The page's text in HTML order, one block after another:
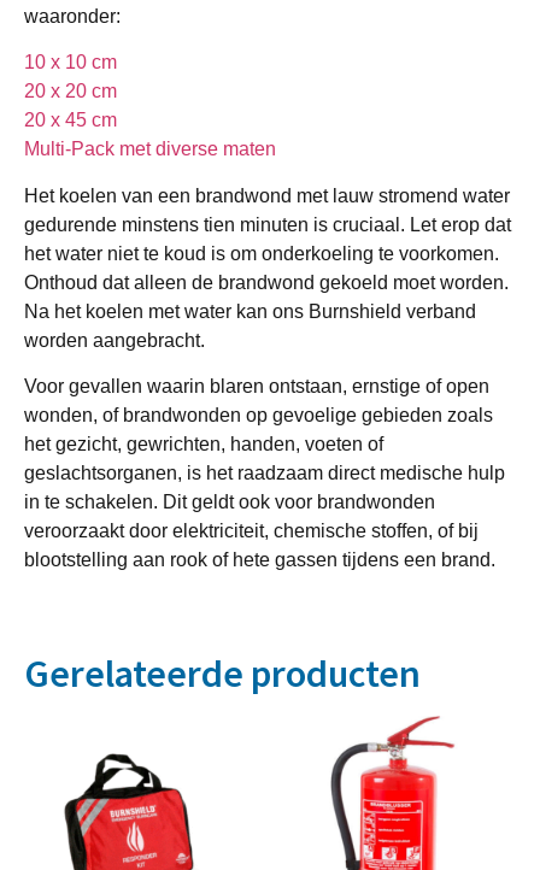
waaronder:
10 x 10 cm
20 x 20 cm
20 x 45 cm
Multi-Pack met diverse maten
Het koelen van een brandwond met lauw stromend water
gedurende minstens tien minuten is cruciaal. Let erop dat
het water niet te koud is om onderkoeling te voorkomen.
Onthoud dat alleen de brandwond gekoeld moet worden.
Na het koelen met water kan ons Burnshield verband
worden aangebracht.
Voor gevallen waarin blaren ontstaan, ernstige of open
wonden, of brandwonden op gevoelige gebieden zoals
het gezicht, gewrichten, handen, voeten of
geslachtsorganen, is het raadzaam direct medische hulp
in te schakelen. Dit geldt ook voor brandwonden
veroorzaakt door elektriciteit, chemische stoffen, of bij
blootstelling aan rook of hete gassen tijdens een brand.
Gerelateerde producten